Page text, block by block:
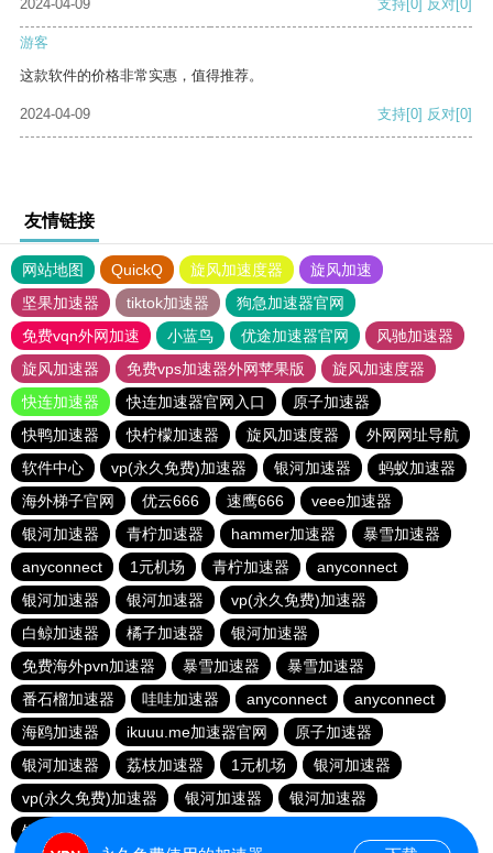
2024-04-09 支持[0] 反对[0]
游客
这款软件的价格非常实惠，值得推荐。
2024-04-09 支持[0] 反对[0]
友情链接
网站地图 QuickQ 旋风加速度器
旋风加速
坚果加速器
tiktok加速器
狗急加速器官网
免费vqn外网加速
小蓝鸟 优途加速器官网
风驰加速器
旋风加速器
免费vps加速器外网苹果版
旋风加速度器
快连加速器
快连加速器官网入口
原子加速器
快鸭加速器
快柠檬加速器 旋风加速度器
外网网址导航
软件中心
vp(永久免费)加速器 银河加速器
蚂蚁加速器
海外梯子官网
优云666 速鹰666
veee加速器
银河加速器
青柠加速器 hammer加速器
暴雪加速器
anyconnect
1元机场 青柠加速器
anyconnect
银河加速器
银河加速器
vp(永久免费)加速器
白鲸加速器
橘子加速器
银河加速器
免费海外pvn加速器
暴雪加速器
暴雪加速器
番石榴加速器
哇哇加速器 anyconnect
anyconnect
海鸥加速器
ikuuu.me加速器官网
原子加速器
银河加速器
荔枝加速器 1元机场
银河加速器
vp(永久免费)加速器
银河加速器
银河加速器
银河加速器